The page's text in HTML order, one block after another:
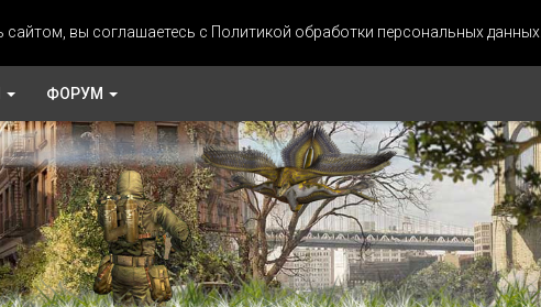
вы соглашаетесь с Политикой обработки персональных данных.
ФОРУМ